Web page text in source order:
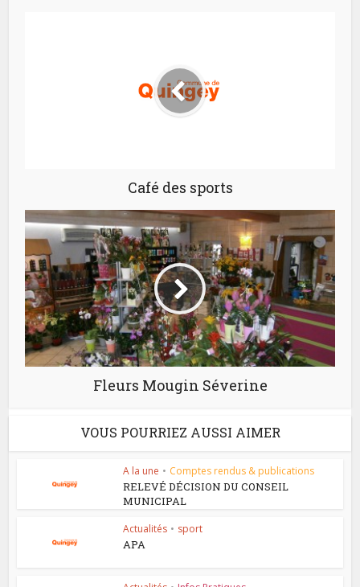
Café des sports
Fleurs Mougin Séverine
VOUS POURRIEZ AUSSI AIMER
A la une • Comptes rendus & publications
RELEVÉ DÉCISION DU CONSEIL
MUNICIPAL
Actualités • sport
APA